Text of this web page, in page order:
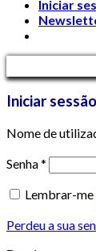
Iniciar
Iniciar sessão
Nome de
Senha*
Lembrar-me
Perdeu a sua